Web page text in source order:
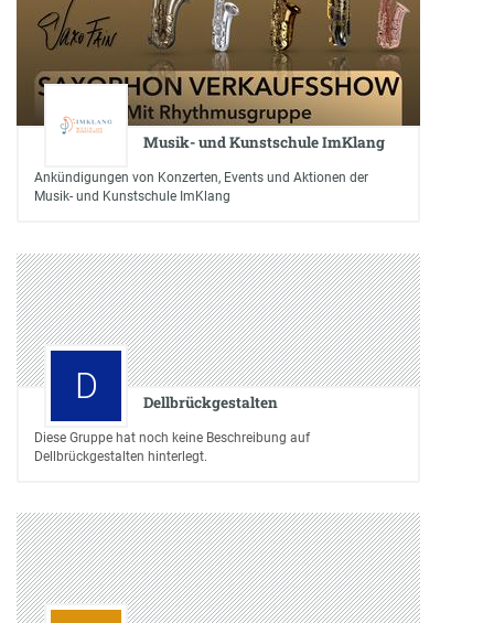
Musik- und Kunstschule ImKlang
Ankündigungen von Konzerten, Events und Aktionen der
Musik- und Kunstschule ImKlang
D Dellbrückgestalten
Diese Gruppe hat noch keine Beschreibung auf
Dellbrückgestalten hinterlegt.